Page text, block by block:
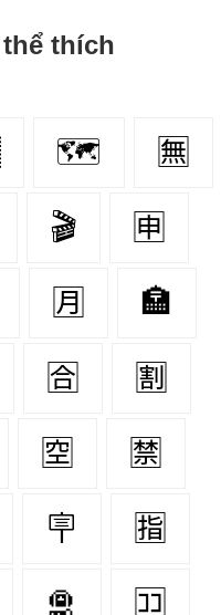
thích
🗺 🈚
🎬 🈸
🈷 🏣
🈴 🈹
🈳 🈲
🪧 🈯
🛅 🈁